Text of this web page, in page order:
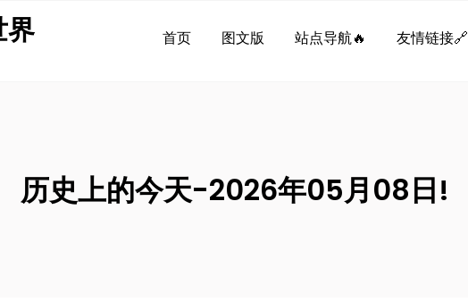
首页 图文版 站点导航🔥 友情链接🔗
历史上的今天-2026年05月08日!